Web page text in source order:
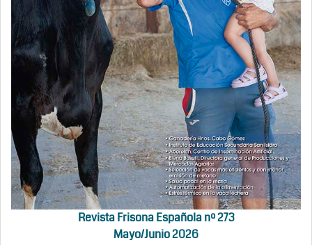
Revista Frisona Española nº 273
Mayo/Junio 2026